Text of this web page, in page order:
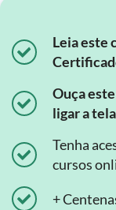
Leia este
Ouça
ligar a
Tenha
cursos
+